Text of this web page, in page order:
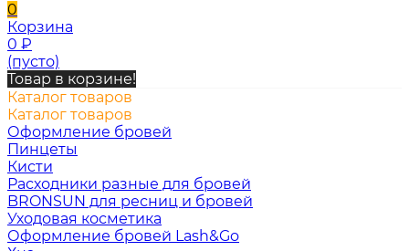
0
Корзина
0 ₽
(пусто)
Товар в корзине!
Каталог товаров
Каталог товаров
Оформление бровей
Пинцеты
Кисти
Расходники разные для бровей
BRONSUN для ресниц и бровей
Уходовая косметика
Оформление бровей Lash&Go